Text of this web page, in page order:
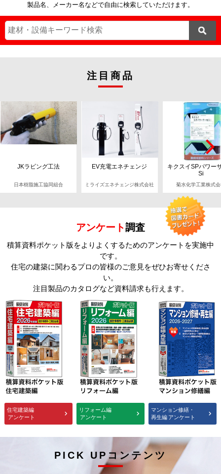
製品名、メーカー名などで自由に検索していただけます。
注目商品
JKラビング工法
日本樹脂施工協同組合
EV充電エネチェンジ
ミライズエネチェンジ株式会社
キクスイSPパワー
Si
菊水化学工業株式
アンケート調査
積算資料ポケット版をよりよくするためのアンケートを実施中
です。
住宅の建築に関わるプロの皆様のご意見をぜひお寄せくださ
い。
注目製品のカタログなど資料請求も行えます。
住宅建築編
アンケート
リフォーム編
アンケート
マンション修繕・
再生編 アンケート
PICK UPコンテンツ